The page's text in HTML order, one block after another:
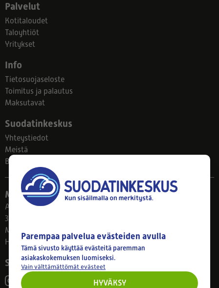
Palvelut
Kotitaloudet
Taloyhtiöt
Yritykset
Info
Tietosuojaseloste
Toimitus ja palautus
Maksutavat
Suodatinkeskus
Yhteystiedot
Meistä
Blogi
Myymälä
Ahlmanintie 61
33800 Tampere
Ma–Pe 8–17
Huom! Myymälän poikkeusaukiolot: 27.7.-21.8. klo 8-16
Seuraa meitä
Parempaa palvelua evästeiden avulla
Tämä sivusto käyttää evästeitä paremman
asiakaskokemuksen luomiseksi.
Vain välttämättömät evästeet
HYVÄKSY